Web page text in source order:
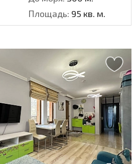
Площадь: 95 кв. м.